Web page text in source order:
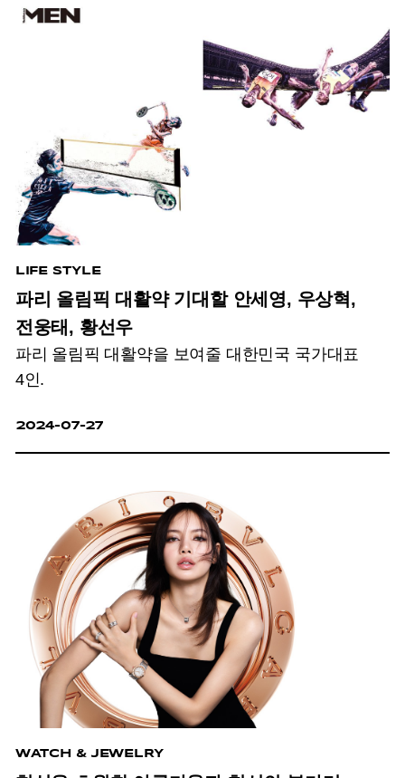
LIFE STYLE
파리 올림픽 대활약 기대할 안세영, 우상혁,
전웅태, 황선우
파리 올림픽 대활약을 보여줄 대한민국 국가대표
4인.
2024-07-27
WATCH & JEWELRY